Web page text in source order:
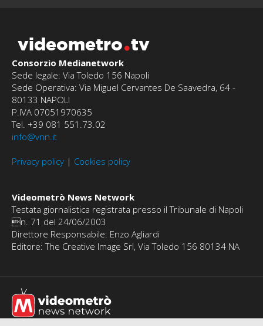
videometro tv
Consorzio Medianetwork
Sede legale: Via Toledo 156 Napoli
Sede Operativa: Via Miguel Cervantes De Saavedra, 64 -
80133 NAPOLI
P.IVA 07051970635
Tel. +39 081 551.73.02
info@vnn.it
Privacy policy | Cookies policy
Videometrò News Network
Testata giornalistica registrata presso il Tribunale di Napoli
n. 71 del 24/06/2003
Direttore Responsabile: Enzo Agliardi
Editore: The Creative Image Srl, Via Toledo 156 80134 NA